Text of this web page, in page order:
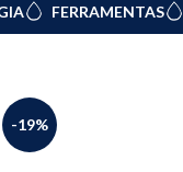
FERRAMENTAS
-19%